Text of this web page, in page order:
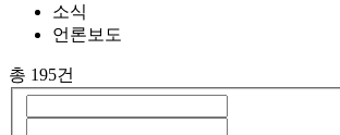
소식
언론보도
총 195건